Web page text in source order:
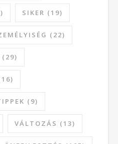
SIKER (19)
(22)
(29)
(9)
VÁLTOZÁS (13)